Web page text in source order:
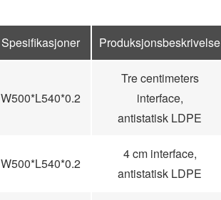
Spesifikasjoner Produksjonsbeskrivelse
W500*L540*0.2
Tre centimeters
interface,
antistatisk LDPE
W500*L540*0.2
4 cm interface,
antistatisk LDPE